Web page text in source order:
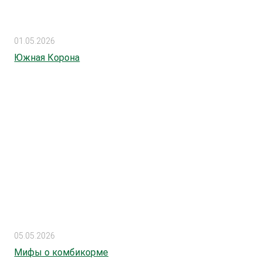
01.05.2026
Южная Корона
05.05.2026
Мифы о комбикорме